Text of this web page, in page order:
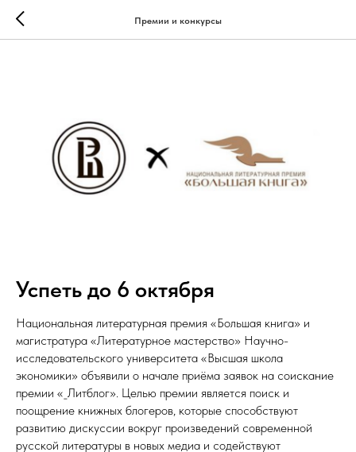
Премии и конкурсы
Успеть до 6 октября
Национальная литературная премия «Большая книга» и
магистратура «Литературное мастерство» Научно-
исследовательского университета «Высшая школа
экономики» объявили о начале приёма заявок на соискание
премии «_Литблог». Целью премии является поиск и
поощрение книжных блогеров, которые способствуют
развитию дискуссии вокруг произведений современной
русской литературы в новых медиа и содействуют